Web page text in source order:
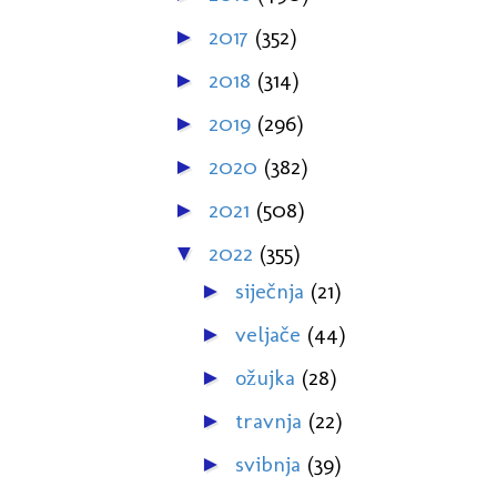
► 2017 (352)
► 2018 (314)
► 2019 (296)
► 2020 (382)
► 2021 (508)
▼ 2022 (355)
► siječnja (21)
► veljače (44)
► ožujka (28)
► travnja (22)
► svibnja (39)